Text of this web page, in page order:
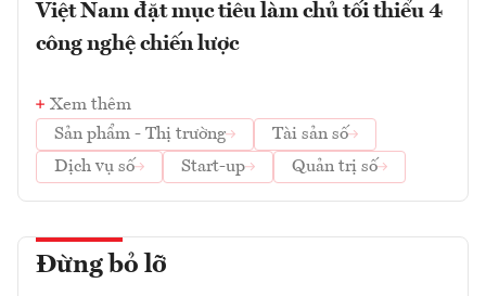
Việt Nam đặt mục tiêu làm chủ tối thiểu 4
công nghệ chiến lược
Xem thêm
Sản phẩm - Thị trường
Tài sản số
Dịch vụ số
Start-up Quản trị số
Đừng bỏ lỡ